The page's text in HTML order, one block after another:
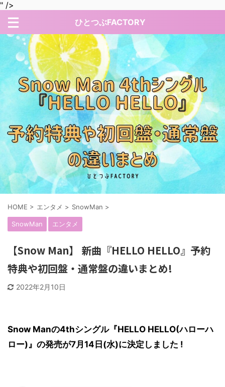
" />
ひとつぶFACTORY
HOME > エンタメ > SnowMan >
SnowMan エンタメ
【Snow Man】 新曲『HELLO HELLO』予約
特典や初回盤・通常盤の違いまとめ!
2022年2月10日
Snow Manの4thシングル『HELLO HELLO(ハローハ
ロー)』の発売が7月14日(水)に決定しました !